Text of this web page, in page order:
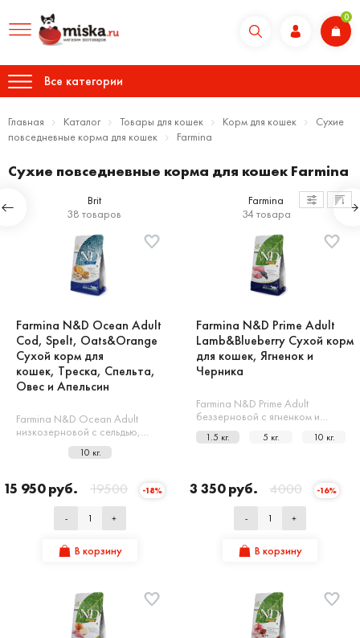
0
Все категории
Главная Каталог Товары для кошек Корм для кошек
Сухие
повседневные корма для кошек
Farmina
Сухие повседневные корма для кошек Farmina
Brit
38 товаров
Farmina
34 товара
Farmina N&D Ocean Adult
Cod, Spelt, Oats&Orange
Сухой корм для
кошек, Треска, Спельта,
Овес и Апельсин
Farmina N&D Ocean Adult
низкозерновой с сельдью,…
10 кг.
15 950 руб. 19500 -18%
- +
В корзину
Farmina N&D Prime Adult
Lamb&Blueberry Сухой корм
для кошек, Ягненок и
Черника
Farmina N&D Prime Adult
беззерновой с ягненком и…
1.5 кг. 5 кг. 10 кг.
3 350 руб. 4000 -16%
- +
В корзину